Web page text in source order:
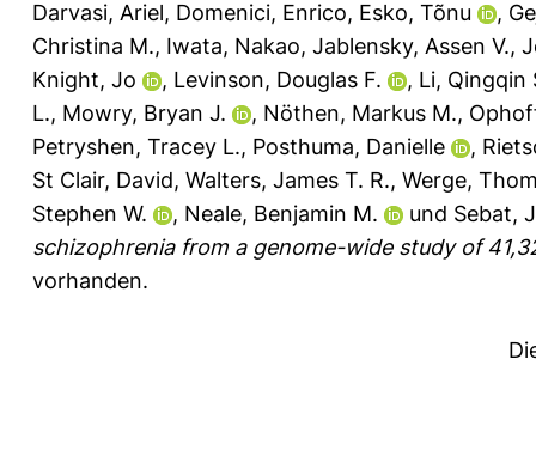
Darvasi, Ariel, Domenici, Enrico, Esko, Tõnu ,
Christina M., Iwata, Nakao, Jablensky, Assen V.,
Knight, Jo
, Levinson, Douglas F. , Li, Qingqin
L., Mowry, Bryan J. , Nöthen, Markus M.,
Petryshen, Tracey L., Posthuma, Danielle ,
St Clair, David, Walters, James T. R., Werge,
Stephen W.
, Neale, Benjamin M. und Sebat,
schizophrenia from a genome-wide study of
vorhanden.